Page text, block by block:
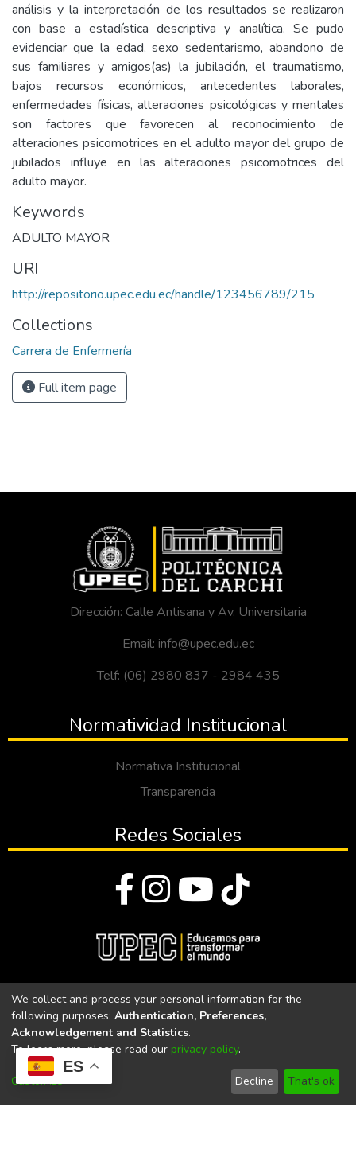
ES
análisis y la interpretación de los resultados se realizaron
con base a estadística descriptiva y analítica. Se pudo
evidenciar que la edad, sexo sedentarismo, abandono de
sus familiares y amigos(as) la jubilación, el traumatismo,
bajos recursos económicos, antecedentes laborales,
enfermedades físicas, alteraciones psicológicas y mentales
son factores que favorecen al reconocimiento de
alteraciones psicomotrices en el adulto mayor del grupo de
jubilados influye en las alteraciones psicomotrices del
adulto mayor.
Keywords
ADULTO MAYOR
URI
http://repositorio.upec.edu.ec/handle/123456789/215
Collections
Carrera de Enfermería
Full item page
Dirección: Calle Antisana y Av. Universitaria
Email: info@upec.edu.ec
Telf: (06) 2980 837 - 2984 435
Normatividad Institucional
Normativa Institucional
Transparencia
Redes Sociales
Universidad Politécnica Estatal del Carchi
Universidad Politécnica Estatal del Carchi | Acreditada por el
CACES Resolución N°. 160-SE-33-CACES-2020
We collect and process your personal information for the
following purposes: Authentication, Preferences,
Acknowledgement and Statistics.
To learn more, please read our privacy policy.
Customize Decline That's ok